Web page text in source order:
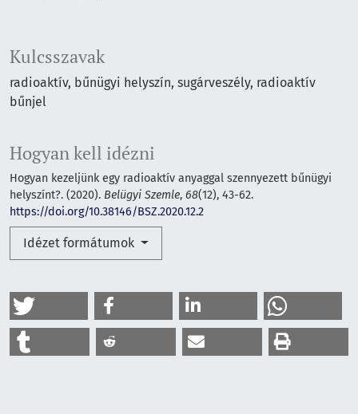
Kulcsszavak
radioaktív bűnügyi helyszín sugárveszély radioaktív
bűnjel
Hogyan kell idézni
Hogyan kezeljünk egy radioaktív anyaggal szennyezett bűnügyi
helyszínt?. (2020). Belügyi Szemle, 68(12), 43-62.
https://doi.org/10.38146/BSZ.2020.12.2
Idézet formátumok